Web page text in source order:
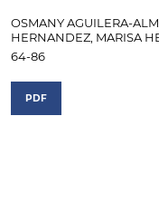
OSMANY AGUILERA-
HERNANDEZ, MARISA
64-86
PDF